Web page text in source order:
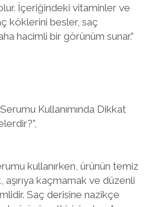
İçeriğindeki vitaminler ve
köklerini besler, saç
hacimli bir görünüm sunar.”
Kullanımında Dikkat
kullanırken, ürünün temiz
aşırıya kaçmamak ve düzenli
Saç derisine nazikçe